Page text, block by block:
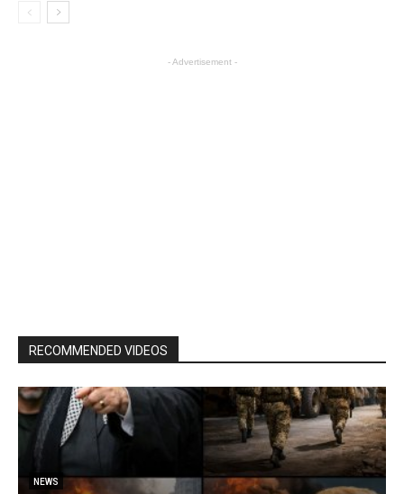
- Advertisement -
RECOMMENDED VIDEOS
NEWS